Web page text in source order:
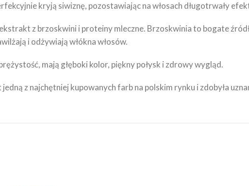
kryją siwiznę, pozostawiając na włosach długotrwały
z brzoskwini i proteiny mleczne. Brzoskwinia to bogate
i odżywiają włókna włosów.
mają głęboki kolor, piękny połysk i zdrowy wygląd.
z najchętniej kupowanych farb na polskim rynku i zdobyła